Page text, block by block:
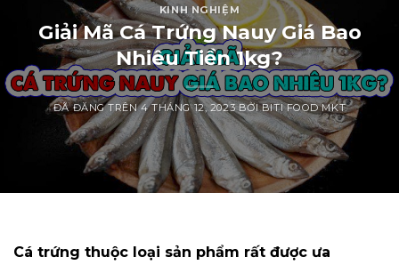
KINH NGHIỆM
Giải Mã Cá Trứng Nauy Giá Bao
Nhiêu Tiền 1kg?
ĐÃ ĐĂNG TRÊN4 THÁNG 12, 2023 BỞIBITI FOOD MKT
Cá trứng thuộc loại sản phẩm rất được ưa